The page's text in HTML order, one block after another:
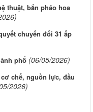
thuật, bắn pháo hoa
chuyển đổi 31 ấp
phố (06/05/2026)
chế, nguồn lực, đầu
2026)